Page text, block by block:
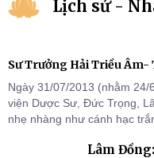
Lịch sử -
Sư Trưởng Hải Triều Âm-
Ngày 31/07/2013 (nhằm
viện Dược Sư, Đức Trọng,
nhẹ nhàng như cánh hạc
Lâm